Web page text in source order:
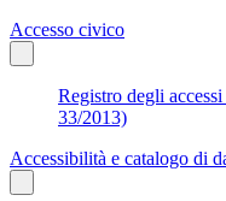
Accesso civico
Registro degli
33/2013)
Accessibilità e catalogo di